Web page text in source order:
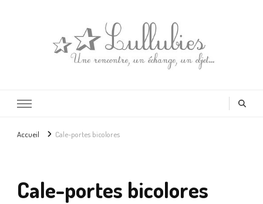
Accueil Cale-portes bicolores
Cale-portes bicolores